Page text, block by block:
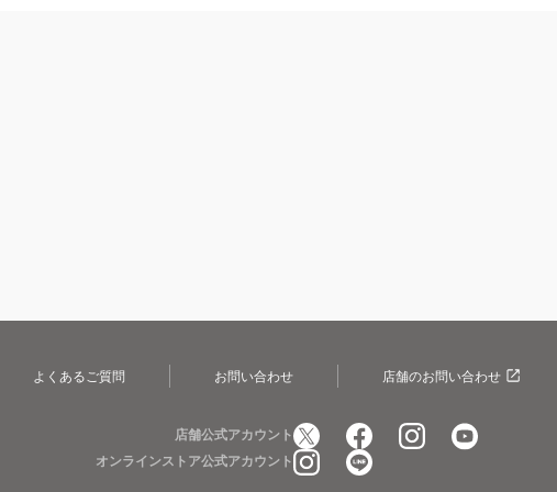
よくあるご質問 お問い合わせ 店舗のお問い合わせ
店舗公式アカウント
オンラインストア公式アカウント